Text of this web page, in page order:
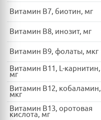
Витамин B7, биотин, мг
Витамин B8, инозит, мг
Витамин B9, фолаты, мкг
Витамин B11, L-карнитин,
мг
Витамин B12, кобаламин,
мкг
Витамин B13, оротовая
кислота, мг